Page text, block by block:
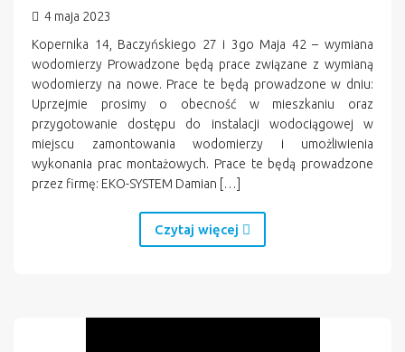
4 maja 2023
Kopernika 14, Baczyńskiego 27 i 3go Maja 42 – wymiana
wodomierzy Prowadzone będą prace związane z wymianą
wodomierzy na nowe. Prace te będą prowadzone w dniu:
Uprzejmie prosimy o obecność w mieszkaniu oraz
przygotowanie dostępu do instalacji wodociągowej w
miejscu zamontowania wodomierzy i umożliwienia
wykonania prac montażowych. Prace te będą prowadzone
przez firmę: EKO-SYSTEM Damian […]
Czytaj więcej